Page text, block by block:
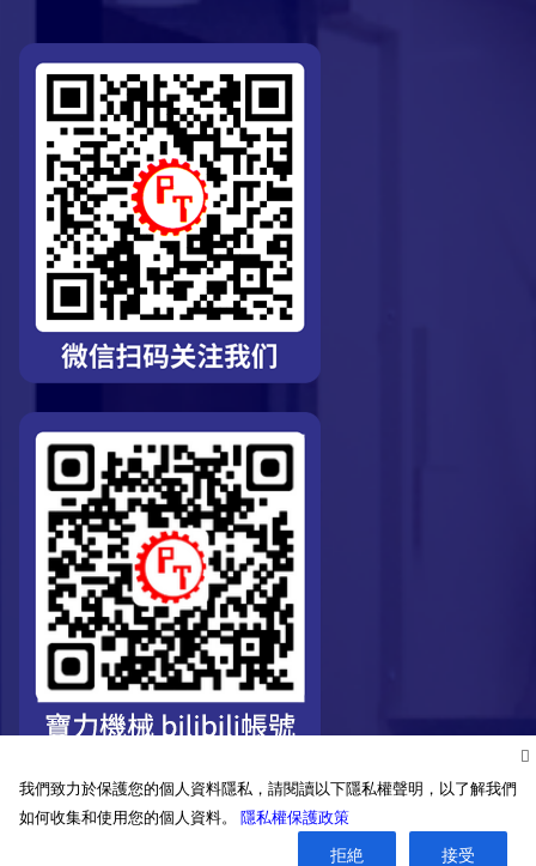
©2026. Pro-Technic Machinery Ltd. All right reserved.
我們致力於保護您的個人資料隱私，請閱讀以下隱私權聲明，以了解我們
如何收集和使用您的個人資料。 隱私權保護政策
拒絶 接受